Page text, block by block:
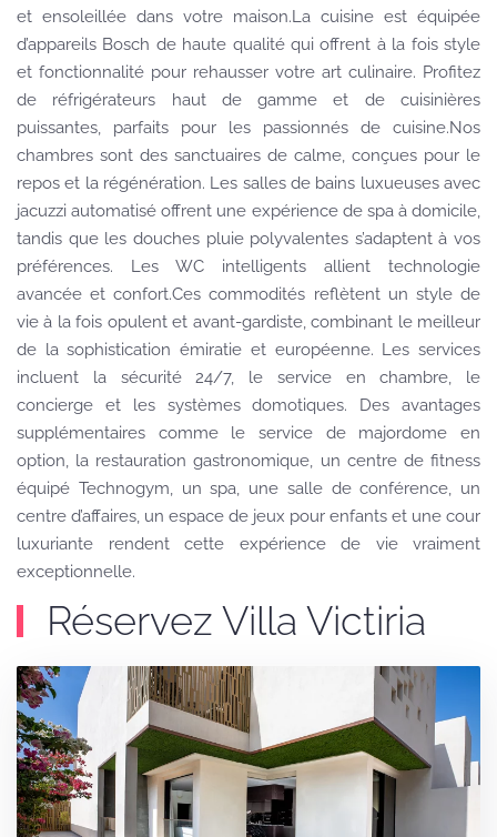
et ensoleillée dans votre maison.La cuisine est équipée
d’appareils Bosch de haute qualité qui offrent à la fois style
et fonctionnalité pour rehausser votre art culinaire. Profitez
de réfrigérateurs haut de gamme et de cuisinières
puissantes, parfaits pour les passionnés de cuisine.Nos
chambres sont des sanctuaires de calme, conçues pour le
repos et la régénération. Les salles de bains luxueuses avec
jacuzzi automatisé offrent une expérience de spa à domicile,
tandis que les douches pluie polyvalentes s’adaptent à vos
préférences. Les WC intelligents allient technologie
avancée et confort.Ces commodités reflètent un style de
vie à la fois opulent et avant-gardiste, combinant le meilleur
de la sophistication émiratie et européenne. Les services
incluent la sécurité 24/7, le service en chambre, le
concierge et les systèmes domotiques. Des avantages
supplémentaires comme le service de majordome en
option, la restauration gastronomique, un centre de fitness
équipé Technogym, un spa, une salle de conférence, un
centre d’affaires, un espace de jeux pour enfants et une cour
luxuriante rendent cette expérience de vie vraiment
exceptionnelle.
Réservez Villa Victiria